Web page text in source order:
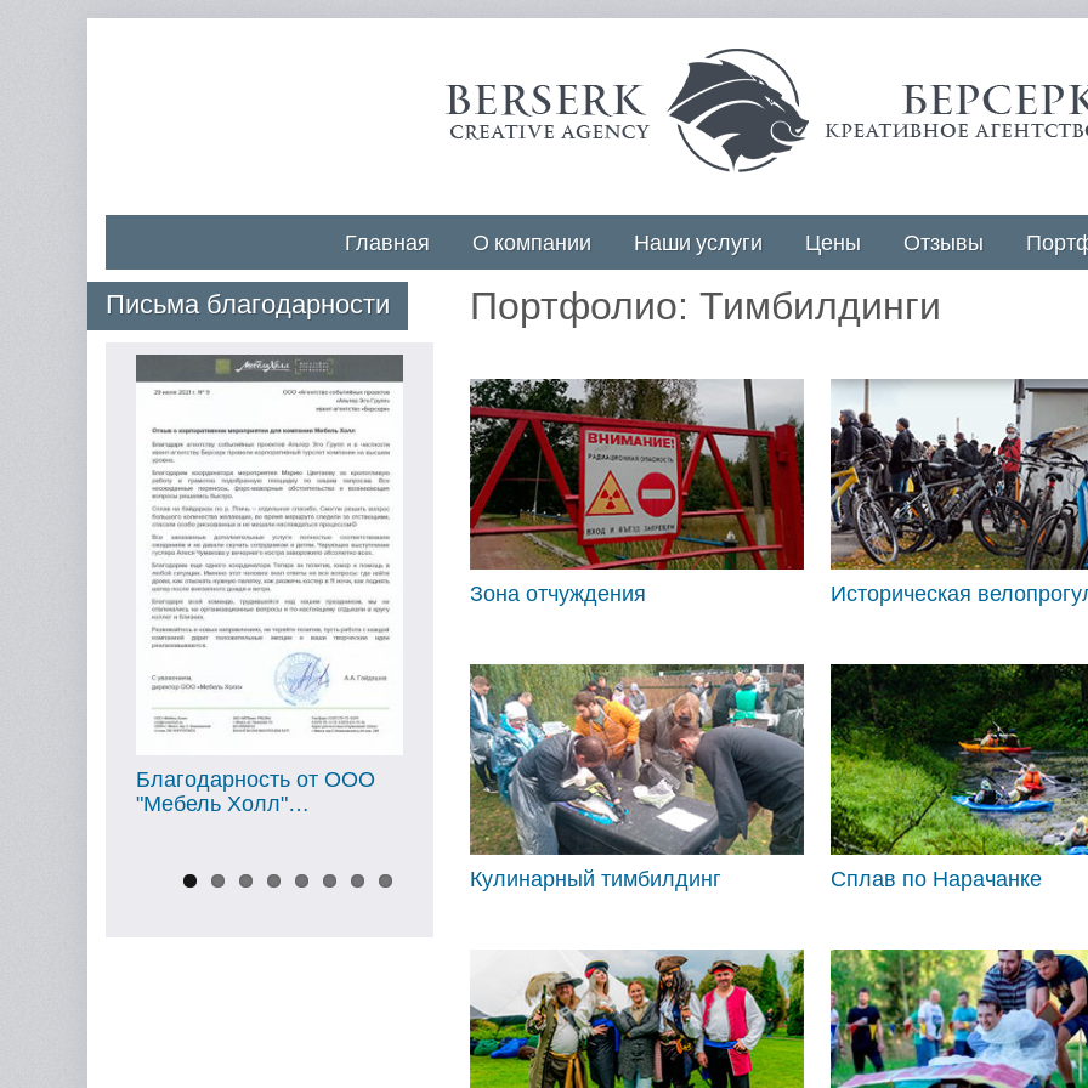
Главная О компании Наши услуги Цены Отзывы
Портфолио: Тимбилдинги
Зона отчуждения Историческая
Кулинарный тимбилдинг Cплав по Нарачанке
Письма благодарности
Благодарность от ООО
"Ойл Мотор"…
Благодарность от ЗАО
"МТБанк"…
Благодарность от ОАО
"НКФО "Белинкасгрупп"
БФП…